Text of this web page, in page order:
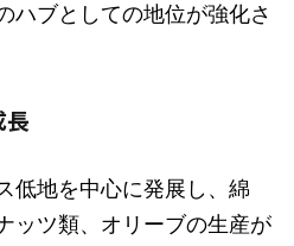
ハブとしての地位が強化さ
長
低地を中心に発展し、綿
ッツ類、オリーブの生産が